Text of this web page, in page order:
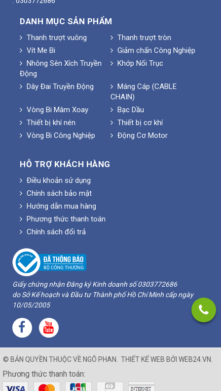
DANH MỤC SẢN PHẨM
Thanh trượt vuông
Thanh trượt tròn
Vít Me Bi
Giảm chấn Công Nghiệp
Nhông Sên Xích Truyền
Động
Khớp Nối Trục
Dây Đai Truyền Động
Máng Cáp (CABLE
CHAIN)
Vòng Bi Mâm Xoay
Bạc Dầu
Thiết bị khí nén
Thiết bị cơ khí
Vòng Bi Công Nghiệp
Động Cơ Motor
HỖ TRỢ KHÁCH HÀNG
Điều khoản sử dụng
Chính sách bảo mật
Hướng dẫn mua hàng
Phương thức thanh toán
Chính sách đổi trả
Giấy chứng nhận Đăng ký Kinh doanh số 0303772686
do Sở Kế hoạch và Đầu tư Thành phố Hồ Chí Minh cấp ngày
10/05/2005
© BẢN QUYỀN THUỘC VỀ NGÔ PHAN THIẾT KẾ WEB BỞI WEB24.VN
Phương thức thanh toán: